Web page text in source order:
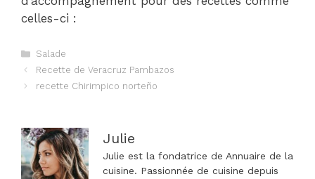
celles-ci :
Catégories
Salade
Navigation
des
Recette de Veracruz Pambazos
recette Chirimpico norteño
Julie
Julie est la fondatrice de Annuaire de la
cuisine. Passionnée de cuisine depuis